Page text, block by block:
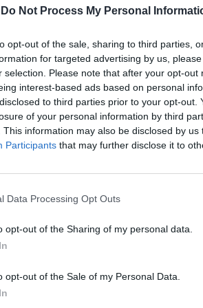
Do Not Process My Personal
opt-out of the sale, sharing to third parties,
for targeted advertising by us,
selection. Please note that after your opt-out
interest-based ads based on personal
to third parties prior to your opt-out.
of your personal information by third
This information may also be disclosed by
Participants that may further disclose it to
Data Processing Opt Outs
opt-out of the Sharing of my personal data.
opt-out of the Sale of my Personal Data.
un carattere indomito,
quasi esplode, portando alla
del detenuto nei confronti dei
fratello) che, dopo la sua
ad abbandonarlo, e, in
e quasi il rimorso di
osteggiato dai
qualche modo rimediare alla
meditato e preciso. Con l'abilità,
commozione facile,
tutto si lascia guidare. Con la
anzi di scolpire, il contrasto
sempre ben presente, e
risvolto della vicenda,
Rudy Giuliani a
Trump, Meloni e la
americana